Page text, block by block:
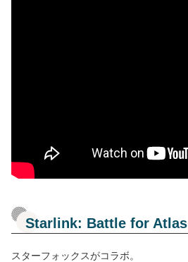
Starlink: Battle for Atlas
スターフォックスがコラボ。